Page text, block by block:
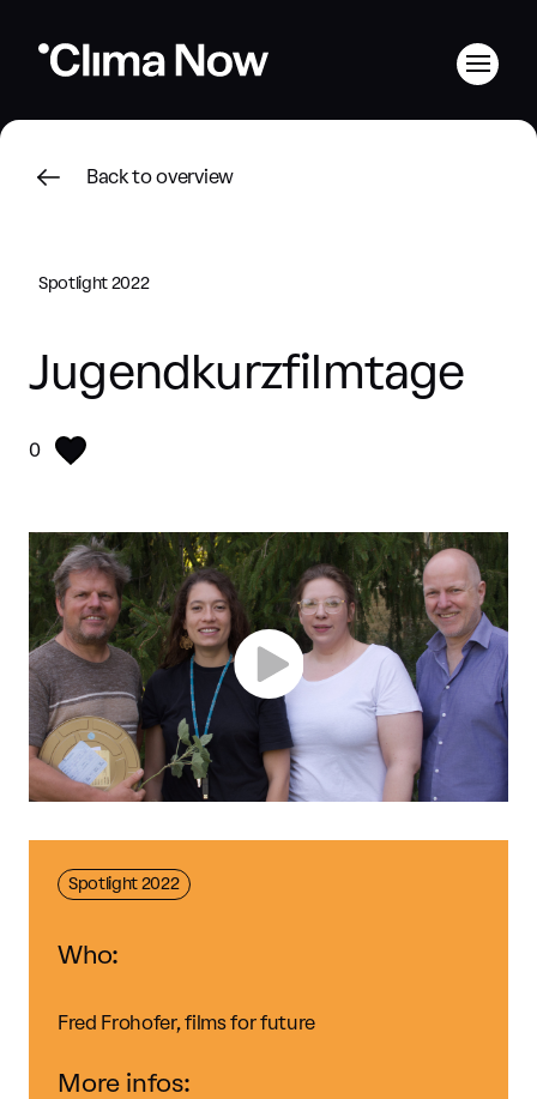
Back to overview
Spotlight 2022
Jugendkurzfilmtage
0
Spotlight 2022
Who:
Fred Frohofer, films for future
More infos: